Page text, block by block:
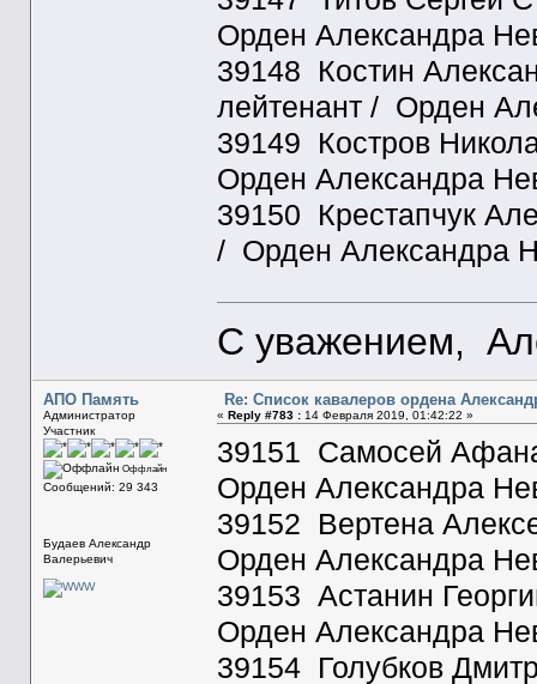
Орден Александра
39148 Костин
лейтенант / Орден
39149 Костров
Орден Александра
39150 Крестапчук
/ Орден Александра
С уважением,
АПО Память
Администратор
Участник
Оффлайн
Сообщений: 29 343
Будаев Александр
Валерьевич
Re: Список кавалеров ордена
« Reply #783 :14 Февраля 2019, 01:42:22 »
39151 Самосей
Орден Александра
39152 Вертена
Орден Александра
39153 Астанин
Орден Александра
39154 Голубков